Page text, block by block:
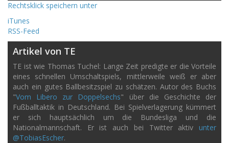
Rechtsklick speichern unter
iTunes
RSS-Feed
Artikel von TE
TE ist wie Thomas Tuchel: Lange Zeit predigte er die Vorteile
eines schnellen Umschaltspiels, mittlerweile weiß er aber
auch ein gutes Ballbesitzspiel zu schätzen. Autor des Buchs
"Vom Libero zur Doppelsechs" über die Geschichte der
Fußballtaktik in Deutschland. Bei Spielverlagerung kümmert
er sich hauptsächlich um die Bundesliga und die
Nationalmannschaft. Er ist auch bei Twitter aktiv unter
@TobiasEscher.